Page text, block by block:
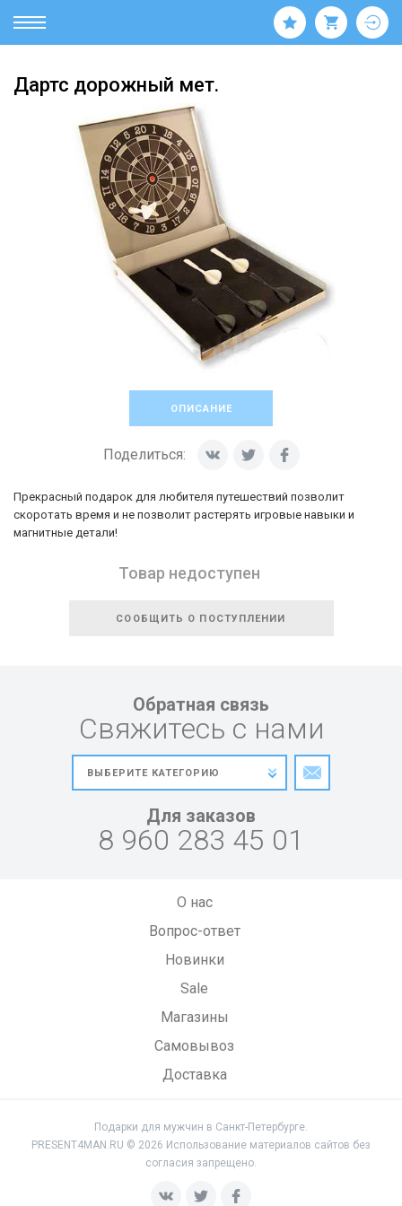
Дартс дорожный мет.
ОПИСАНИЕ
Поделиться:
Прекрасный подарок для любителя путешествий позволит
скоротать время и не позволит растерять игровые навыки и
магнитные детали!
Товар недоступен
СООБЩИТЬ О ПОСТУПЛЕНИИ
Обратная связь
Свяжитесь с нами
Для заказов
8 960 283 45 01
О нас
Вопрос-ответ
Новинки
Sale
Магазины
Самовывоз
Доставка
Подарки для мужчин в Санкт-Петербурге.
PRESENT4MAN.RU © 2026 Использование материалов сайтов без
согласия запрещено.